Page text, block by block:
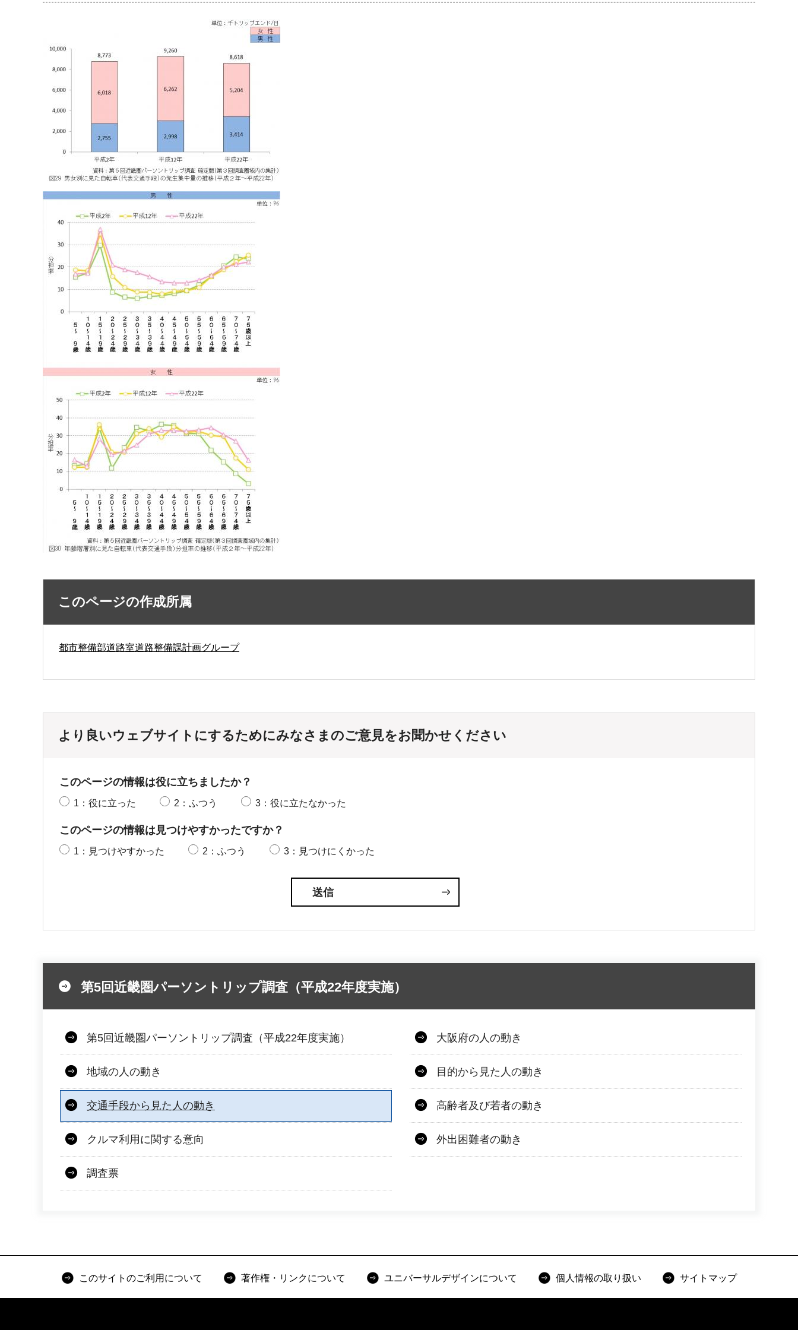
このページの作成所属
都市整備部道路室道路整備課計画グループ
より良いウェブサイトにするためにみなさまのご意見をお聞かせください
このページの情報は役に立ちましたか？
1：役に立った 2：ふつう 3：役に立たなかった
このページの情報は見つけやすかったですか？
1：見つけやすかった 2：ふつう 3：見つけにくかった
第5回近畿圏パーソントリップ調査（平成22年度実施）
第5回近畿圏パーソントリップ調査（平成22年度実施） 大阪府の人の動き
地域の人の動き 目的から見た人の動き
交通手段から見た人の動き 高齢者及び若者の動き
クルマ利用に関する意向 外出困難者の動き
調査票
このサイトのご利用について 著作権・リンクについて ユニバーサルデザインについて 個人情報の取り扱い サイトマップ